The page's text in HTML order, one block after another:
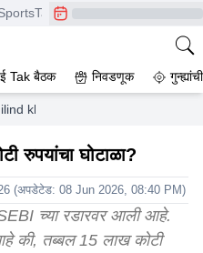
CrimeTak
Tak बैठक निवडणूक
khandekar a scam worth a
रुपयांचा घोटाळा?
(अपडेटेड: 08 Jun 2026, 08:40 PM)
च्या रडारवर आली आहे.
की, तब्बल 15 लाख कोटी